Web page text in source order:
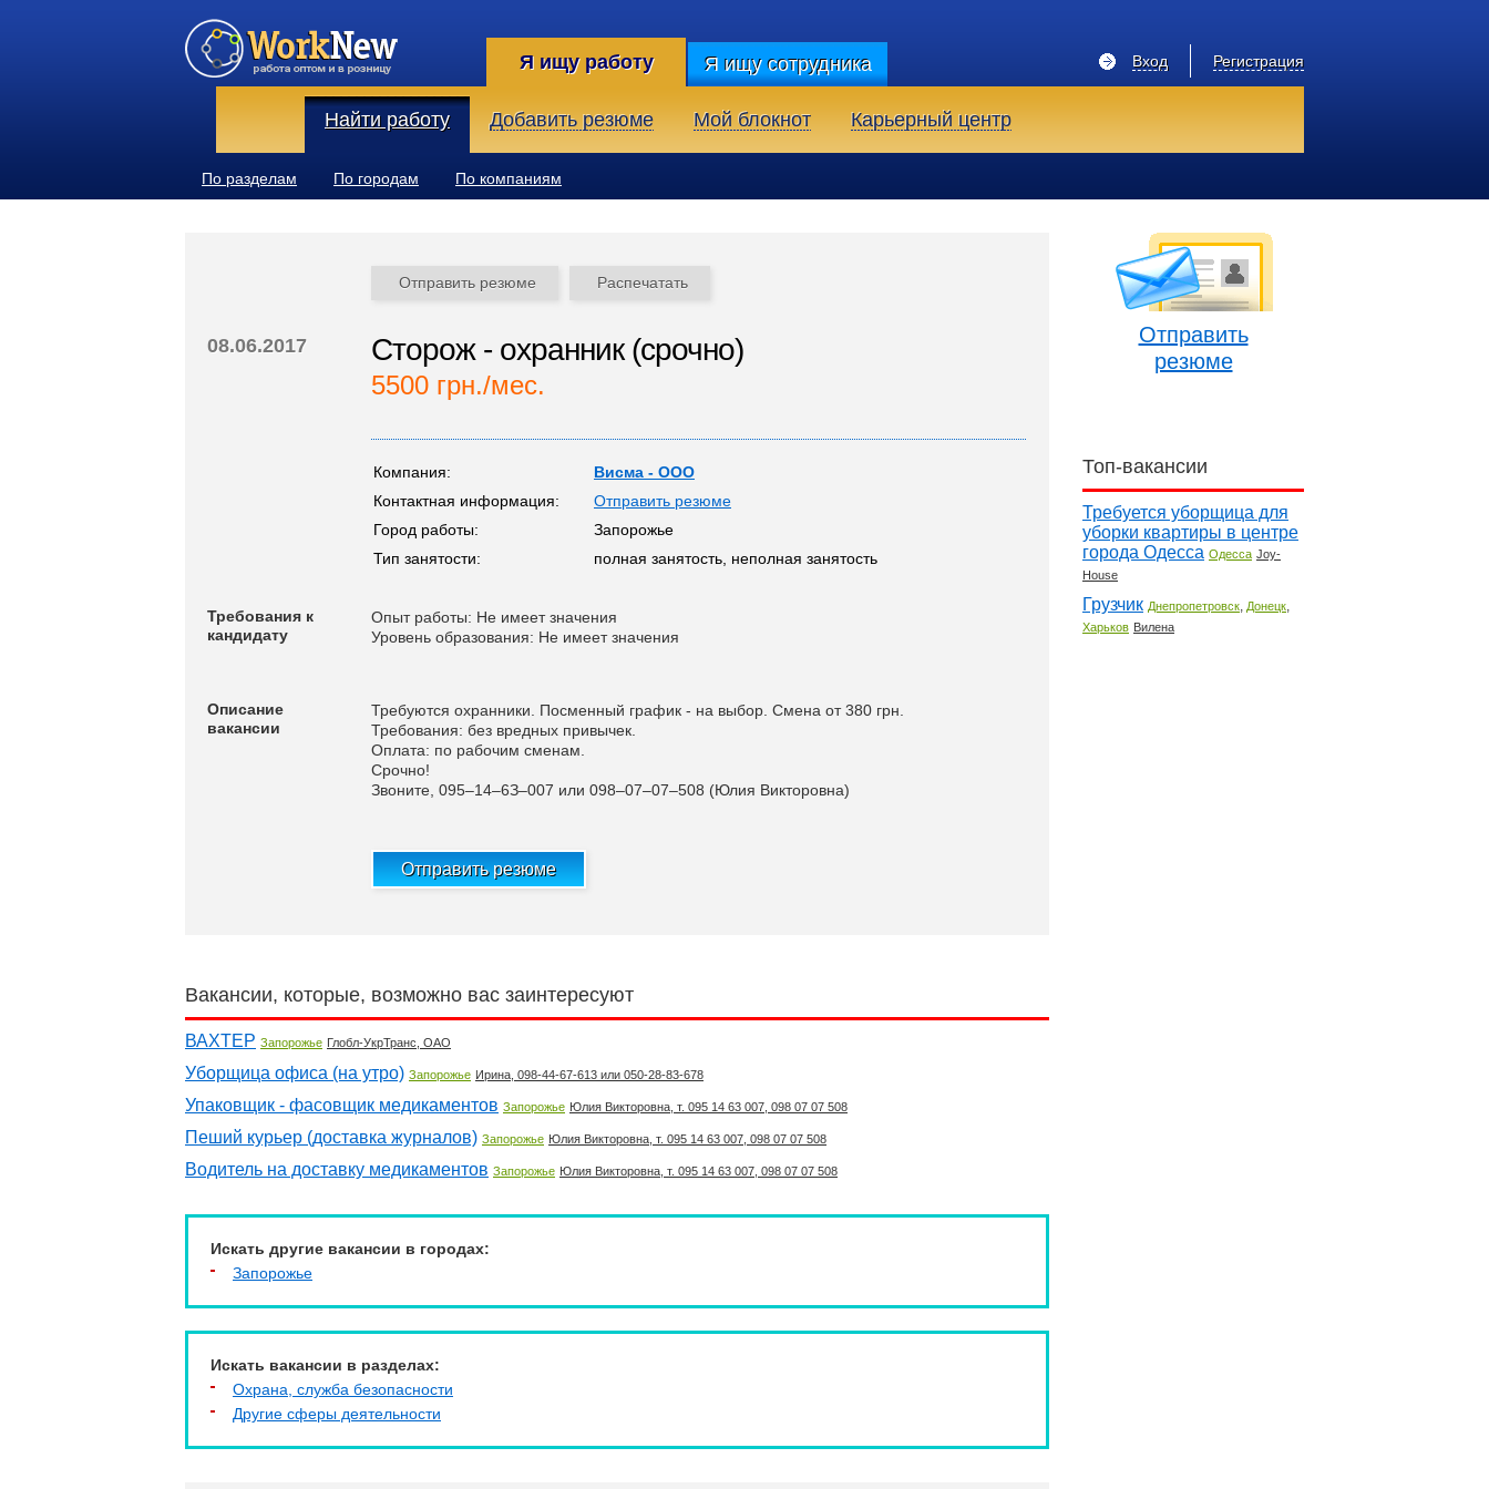
Я ищу работу Я ищу сотрудника Регистрация
Вход
Найти работу Добавить резюме Мой блокнот Карьерный центр
По разделам По городам По компаниям
Отправить резюме Распечатать
08.06.2017 Сторож - охранник (срочно)
5500 грн./мес.
Компания:
Висма - ООО
Контактная информация:
Отправить резюме
Город работы:
Запорожье
Тип занятости:
полная занятость, неполная занятость
Требования к
кандидату
Опыт работы: Не имеет значения
Уровень образования: Не имеет значения
Описание
вакансии
Требуются охранники. Посменный график - на выбор. Смена от 380 грн.
Требования: без вредных привычек.
Оплата: по рабочим сменам.
Срочно!
Звоните, 095–14–6З–007 или 098–07–07–508 (Юлия Викторовна)
Отправить резюме
Вакансии, которые, возможно вас заинтересуют
ВАХТЕР Запорожье Глобл-УкрТранс, ОАО
Уборщица офиса (на утро) Запорожье Ирина, 098-44-67-613 или 050-28-83-678
Упаковщик - фасовщик медикаментов Запорожье Юлия Викторовна, т. 095 14 63 007, 098 07 07 508
Пеший курьер (доставка журналов) Запорожье Юлия Викторовна, т. 095 14 63 007, 098 07 07 508
Водитель на доставку медикаментов Запорожье Юлия Викторовна, т. 095 14 63 007, 098 07 07 508
Искать другие вакансии в городах:
Запорожье
Искать вакансии в разделах:
Охрана, служба безопасности
Другие сферы деятельности
Отправить
резюме
Топ-вакансии
Требуется уборщица для
уборки квартиры в центре
города Одесса Одесса Joy-
House
Грузчик Днепропетровск, Донецк,
Харьков Вилена